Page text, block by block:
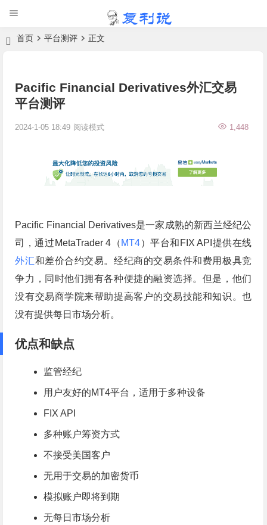
首页 平台测评 正文
Pacific Financial Derivatives外汇交易
平台测评
2024-1-05 18:49 1,448
阅读模式
Pacific Financial Derivatives是一家成熟的新西兰经纪公
司，通过MetaTrader 4（ MT4）平台和FIX API提供在线
外汇和差价合约交易。经纪商的交易条件和费用极具竞
争力，同时他们拥有各种便捷的融资选择。但是，他们
没有交易商学院来帮助提高客户的交易技能和知识。也
没有提供每日市场分析。
优点和缺点
监管经纪
用户友好的MT4平台，适用于多种设备
FIX API
多种账户筹资方式
不接受美国客户
无用于交易的加密货币
模拟账户即将到期
无每日市场分析